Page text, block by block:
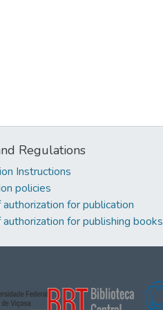
Regulations
Instructions
policies
for publication
authorization for publishing books